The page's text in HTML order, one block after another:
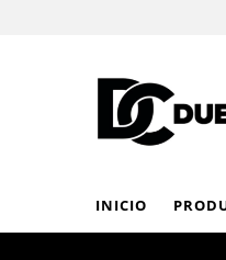
INICIO